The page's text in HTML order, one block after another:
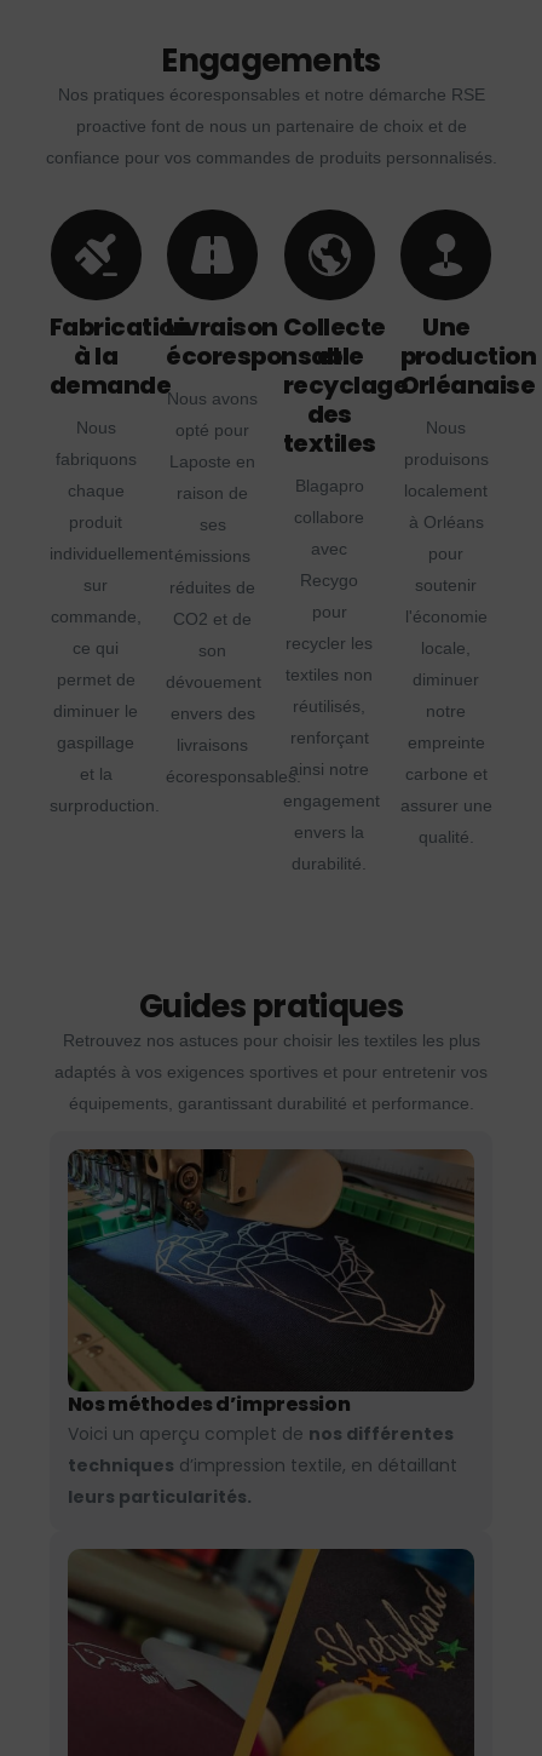
Engagements
Nos pratiques écoresponsables et notre démarche RSE
proactive font de nous un partenaire de choix et de
confiance pour vos commandes de produits personnalisés.
Fabrication
à la
demande
Nous
fabriquons
chaque
produit
individuellement
sur
commande,
ce qui
permet de
diminuer le
gaspillage
et la
surproduction.
Livraison
écoresponsable
Nous avons
opté pour
Laposte en
raison de
ses
émissions
réduites de
CO2 et de
son
dévouement
envers des
livraisons
écoresponsables.
Collecte
et
recyclage
des
textiles
Blagapro
collabore
avec
Recygo
pour
recycler les
textiles non
réutilisés,
renforçant
ainsi notre
engagement
envers la
durabilité.
Une
production
Orléanaise
Nous
produisons
localement
à Orléans
pour
soutenir
l'économie
locale,
diminuer
notre
empreinte
carbone et
assurer une
qualité.
Guides pratiques
Retrouvez nos astuces pour choisir les textiles les plus
adaptés à vos exigences sportives et pour entretenir vos
équipements, garantissant durabilité et performance.
Nos méthodes d’impression
Voici un aperçu complet de nos différentes
techniques d’impression textile, en détaillant
leurs particularités.